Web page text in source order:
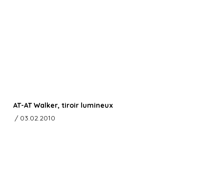
AT-AT Walker, tiroir lumineux
/ 03.02.2010